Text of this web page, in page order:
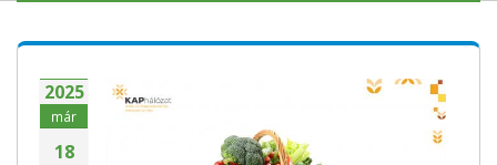
2025
már
18